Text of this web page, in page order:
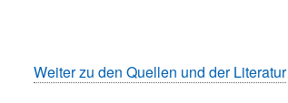
Weiter zu den Quellen und der Literatur